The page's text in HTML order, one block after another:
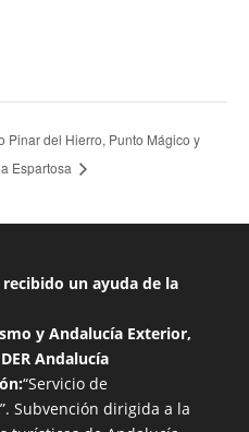
Pinar del Hierro, Punto Mágico y
Espartosa
un ayuda de la
y Andalucía Exterior,
Andalucía
“Servicio de
Subvención dirigida a la